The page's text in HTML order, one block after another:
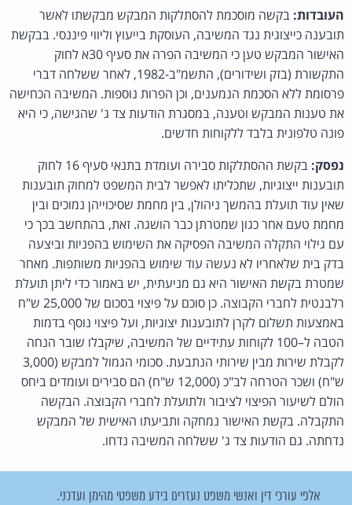
העובדות: בקשה מוסכמת להסתלקות המבקש מבקשתו לאשר
תובענה כייצוגית נגד המשיבה, העוסקת בייעוץ וליווי פיננסי. בבקשת
האישור המבקש טען כי המשיבה הפרה את סעיף 30א לחוק
התקשורת (בזק ושידורים), התשמ"ב-1982, לאחר ששלחה דברי
פרסומת ללא הסכמת הנמענים, וכן הפרות נוספות. המשיבה הכחישה
את טענות המבקש וטענה, במסגרת הודעות צד ג' שהגישה, כי היא
פונה טלפונית בלבד ללקוחות חדשים.
נפסק:
בקשת ההסתלקות סבירה ועומדת בתנאי סעיף 16 לחוק
תובענות ייצוגיות, שתכליתו לאפשר לבית המשפט למחוק תובענות
שאין עוד תועלת בהמשך ניהולן, בין מחמת שסיכוייהן נמוכים ובין
מחמת טעם אחר כגון שמטרתן כבר הושגה. זאת, בהתחשב בכך כי
עם גילוי התקלה המשיבה הפסיקה את השימוש בהפניות וביצעה
בדק בית שלאחריו לא נעשה עוד שימוש בהפניות משותפות. מאחר
שמטרת בקשת האישור היא גם מניעתית, יש באמור כדי ליתן תועלת
רלבנטית לחברי הקבוצה. כן סוכם על פיצוי בסכום של 25,000 ש"ח
באמצעות תשלום לקרן לתובענות יצוגיות, ועל פיצוי נוסף בדמות
הטבה ל–100 לקוחות עתידיים של המשיבה, שיקבלו שובר הנחה
לקבלת שירות מבין שירותי הנתבעת. סכומי הגמול למבקש (3,000
ש"ח) ושכר הטרחה לב"כ (12,000 ש"ח) הם סבירים ועומדים ביחס
הולם לשיעור הפיצוי לציבור ולתועלת לחברי הקבוצה. הבקשה
התקבלה. בקשת האישור נמחקה ותביעתו האישית של המבקש
נדחתה. גם הודעות צד ג' ששלחה המשיבה נדחו.
אלפי עורכי דין ואנשי משפט נעזרים בידע משפטי מהימן ועדכני.